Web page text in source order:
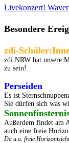
Livekonzert!
Besondere
zdi-
zdi.NRW hat unsere
zu sein!
Perseiden
Es ist
Sie dürfen sich was
Außerdem findet am
auch eine freie
Da u.a. freie